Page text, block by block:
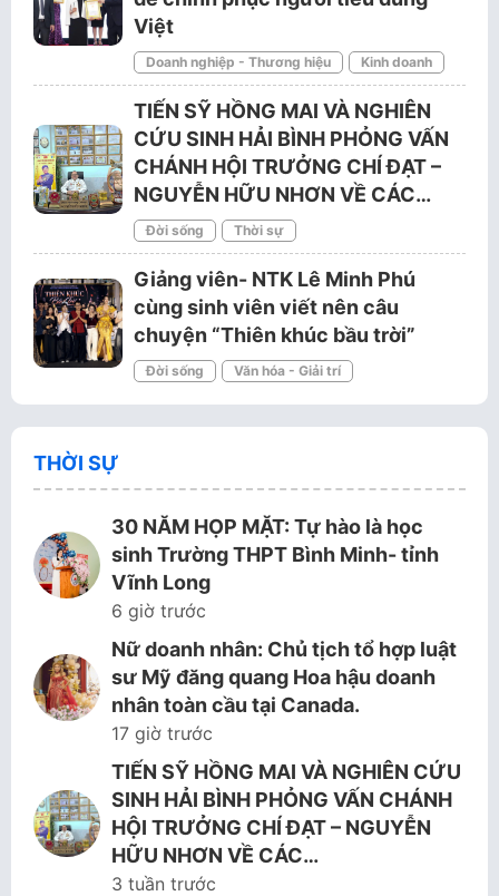
Việt
Doanh nghiệp - Thương hiệu Kinh doanh
TIẾN SỸ HỒNG MAI VÀ NGHIÊN
CỨU SINH HẢI BÌNH PHỎNG VẤN
CHÁNH HỘI TRƯỞNG CHÍ ĐẠT –
NGUYỄN HỮU NHƠN VỀ CÁC…
Đời sống Thời sự
Giảng viên- NTK Lê Minh Phú
cùng sinh viên viết nên câu
chuyện “Thiên khúc bầu trời”
Đời sống Văn hóa - Giải trí
THỜI SỰ
30 NĂM HỌP MẶT: Tự hào là học
sinh Trường THPT Bình Minh- tỉnh
Vĩnh Long
6 giờ trước
Nữ doanh nhân: Chủ tịch tổ hợp luật
sư Mỹ đăng quang Hoa hậu doanh
nhân toàn cầu tại Canada.
17 giờ trước
TIẾN SỸ HỒNG MAI VÀ NGHIÊN CỨU
SINH HẢI BÌNH PHỎNG VẤN CHÁNH
HỘI TRƯỞNG CHÍ ĐẠT – NGUYỄN
HỮU NHƠN VỀ CÁC…
3 tuần trước